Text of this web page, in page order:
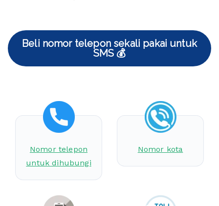
Beli nomor telepon sekali pakai untuk
SMS 💰
Nomor telepon
untuk dihubungi
Nomor kota